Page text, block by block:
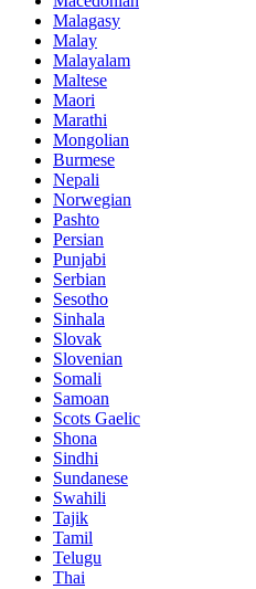
Malagasy
Malay
Malayalam
Maltese
Maori
Marathi
Mongolian
Burmese
Nepali
Norwegian
Pashto
Persian
Punjabi
Serbian
Sesotho
Sinhala
Slovak
Slovenian
Somali
Samoan
Scots Gaelic
Shona
Sindhi
Sundanese
Swahili
Tajik
Tamil
Telugu
Thai